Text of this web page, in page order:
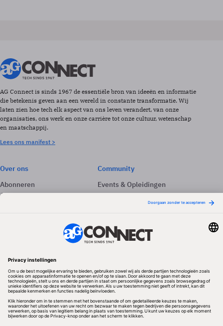
AG Connect is sinds 1967 de essentiële bron van ideeën en informatie
die betekenis geven aan een wereld in constante transformatie. Wij
laten zien hoe tech elk aspect van ons leven verandert, van onze
organisaties, ons werk en onze carrière tot onze cultuur, wetenschap
en maatschappij.
Lees ons manifest >
Over ons
Abonneren
Adverteren
Community
Events & Opleidingen
Nieuwsbrieven
Volg ons
Redactionele partner